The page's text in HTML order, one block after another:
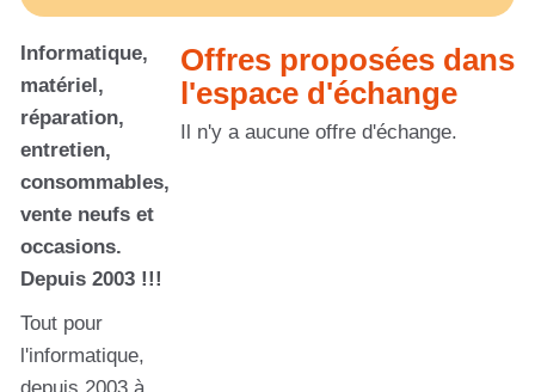
Informatique,
matériel,
réparation,
entretien,
consommables,
vente neufs et
occasions.
Depuis 2003 !!!
Tout pour
l'informatique,
Offres proposées dans
l'espace d'échange
Il n'y a aucune offre d'échange.